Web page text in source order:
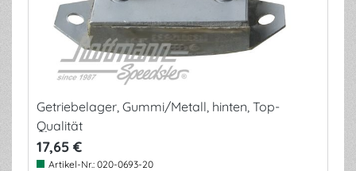
Getriebelager, Gummi/Metall, hinten, Top-
Qualität
17,65 €
Artikel-Nr.: 020-0693-20